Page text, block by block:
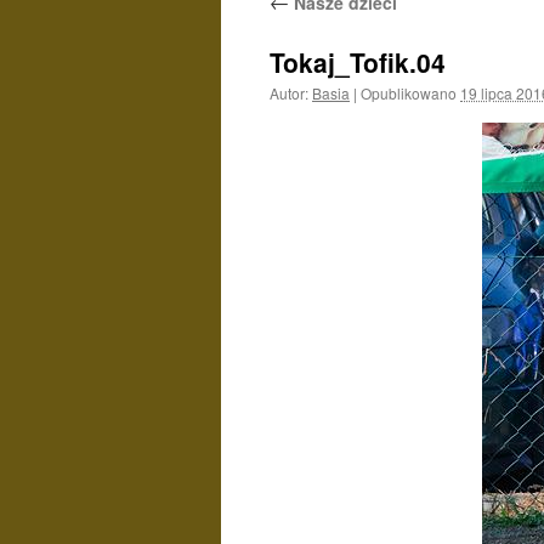
Tokaj_Tofik.04
Autor: Basia | Opublikowano 19 lipca